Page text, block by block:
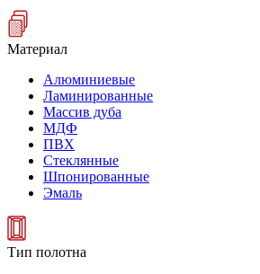
Материал
Алюминиевые
Ламинированные
Массив дуба
МДФ
ПВХ
Стеклянные
Шпонированные
Эмаль
Тип полотна